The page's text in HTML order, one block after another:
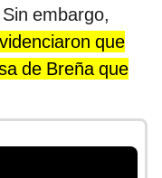
embargo,
que
de Breña que